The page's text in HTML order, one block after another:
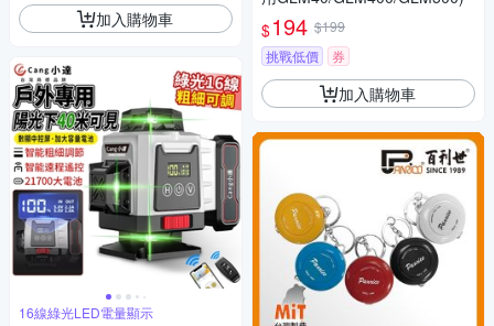
加入購物車
16線綠光LED電量顯示
$194 $199
挑戰低價
券
加入購物車